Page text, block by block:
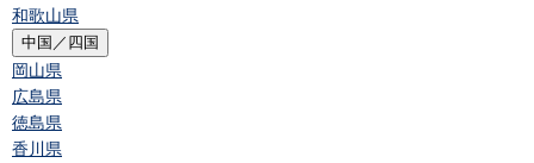
和歌山県
中国／四国
岡山県
広島県
徳島県
香川県